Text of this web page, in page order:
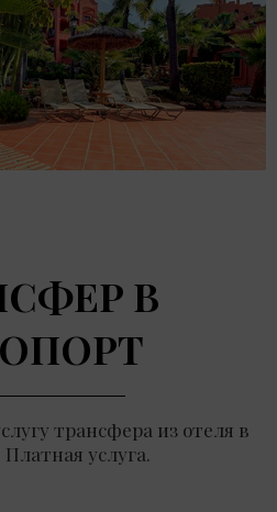
В
трансфера из отеля в
услуга.